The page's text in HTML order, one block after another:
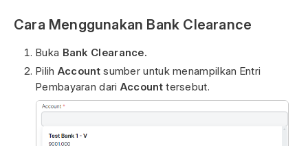
Cara Menggunakan Bank Clearance
Buka Bank Clearance.
Pilih Accountsumber untuk menampilkan Entri
Pembayaran dari Accounttersebut.